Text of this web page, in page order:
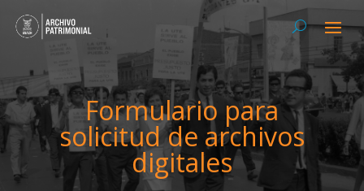
Formulario para
solicitud de archivos
digitales